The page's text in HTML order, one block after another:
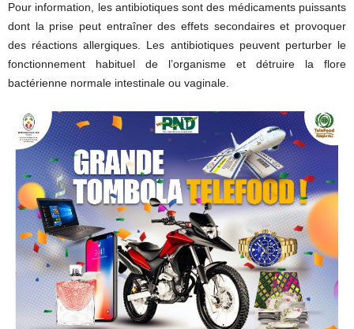
Pour information, les antibiotiques sont des médicaments puissants
dont la prise peut entraîner des effets secondaires et provoquer
des réactions allergiques.
Les antibiotiques peuvent perturber le
fonctionnement habituel de l’organisme et détruire la flore
bactérienne normale intestinale ou vaginale.